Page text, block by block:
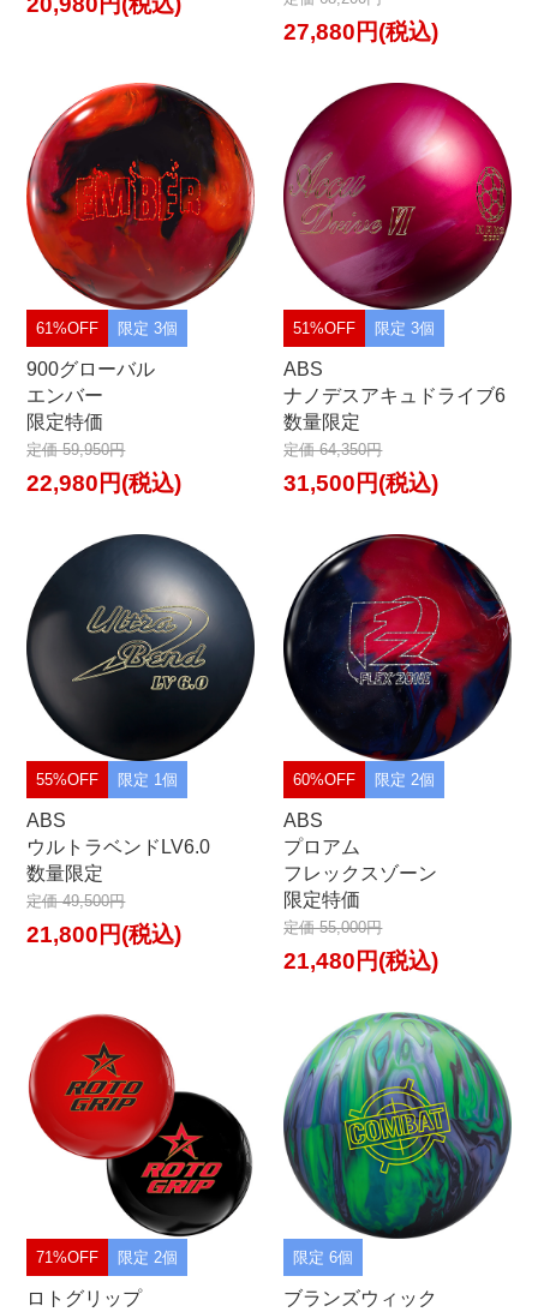
27,880円(税込)
61%OFF 限定 3個
900グローバル
エンバー
限定特価
定価 59,950円
22,980円(税込)
51%OFF 限定 3個
ABS
ナノデスアキュドライブ6
数量限定
定価 64,350円
31,500円(税込)
55%OFF 限定 1個
ABS
ウルトラベンドLV6.0
数量限定
定価 49,500円
21,800円(税込)
60%OFF 限定 2個
ABS
プロアム
フレックスゾーン
限定特価
定価 55,000円
21,480円(税込)
71%OFF 限定 2個
ロトグリップ
限定 6個
ブランズウィック